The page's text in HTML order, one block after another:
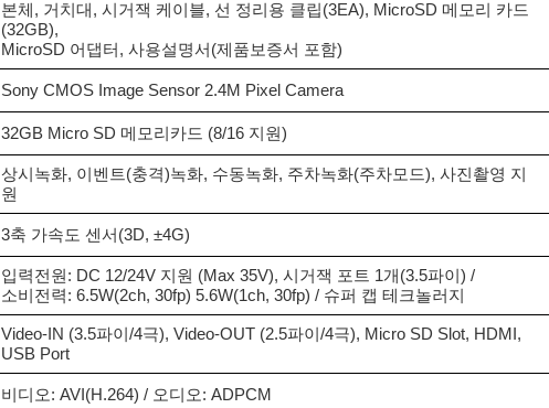
본체, 거치대, 시거잭 케이블, 선 정리용 클립(3EA), MicroSD 메모리 카드
(32GB),
MicroSD 어댑터, 사용설명서(제품보증서 포함)
Sony CMOS Image Sensor 2.4M Pixel Camera
32GB Micro SD 메모리카드 (8/16 지원)
상시녹화, 이벤트(충격)녹화, 수동녹화, 주차녹화(주차모드), 사진촬영 지
원
3축 가속도 센서(3D, ±4G)
입력전원: DC 12/24V 지원 (Max 35V), 시거잭 포트 1개(3.5파이) /
소비전력: 6.5W(2ch, 30fp) 5.6W(1ch, 30fp) / 슈퍼 캡 테크놀러지
Video-IN (3.5파이/4극), Video-OUT (2.5파이/4극), Micro SD Slot, HDMI,
USB Port
비디오: AVI(H.264) / 오디오: ADPCM